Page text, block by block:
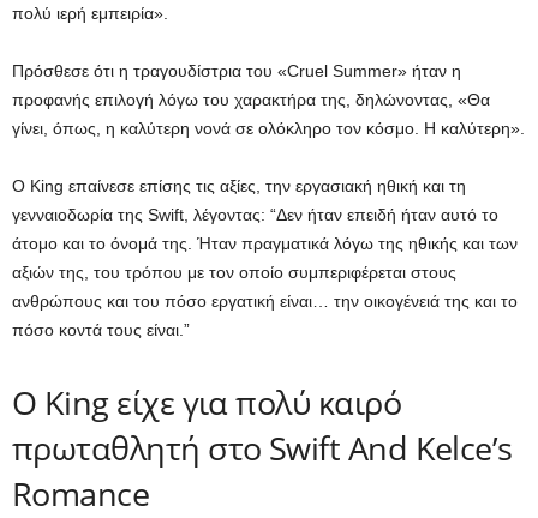
πολύ ιερή εμπειρία».
Πρόσθεσε ότι η τραγουδίστρια του «Cruel Summer» ήταν η
προφανής επιλογή λόγω του χαρακτήρα της, δηλώνοντας, «Θα
γίνει, όπως, η καλύτερη νονά σε ολόκληρο τον κόσμο. Η καλύτερη».
Ο King επαίνεσε επίσης τις αξίες, την εργασιακή ηθική και τη
γενναιοδωρία της Swift, λέγοντας: “Δεν ήταν επειδή ήταν αυτό το
άτομο και το όνομά της. Ήταν πραγματικά λόγω της ηθικής και των
αξιών της, του τρόπου με τον οποίο συμπεριφέρεται στους
ανθρώπους και του πόσο εργατική είναι… την οικογένειά της και το
πόσο κοντά τους είναι.”
Ο King είχε για πολύ καιρό
πρωταθλητή στο Swift And Kelce’s
Romance